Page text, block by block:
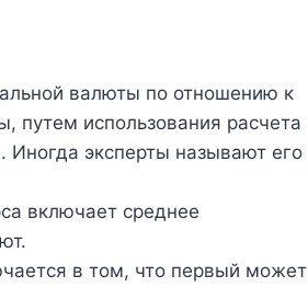
валюты по отношению к
путем использования расчета
Иногда эксперты называют его
включает среднее
в том, что первый может